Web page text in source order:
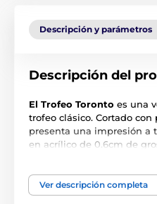
Descripción y parámetros
Descripción del
El Trofeo Toronto es una
trofeo clásico. Cortado
presenta una impresión a
en acrílico de 0.6cm de
El premio también incluye
grabada de forma gratuita
Ver descripción completa